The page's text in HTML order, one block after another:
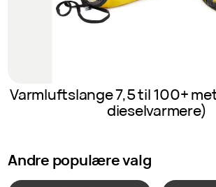
Varmluftslange 7,5 til 100+
dieselvarmere)
Andre populære valg